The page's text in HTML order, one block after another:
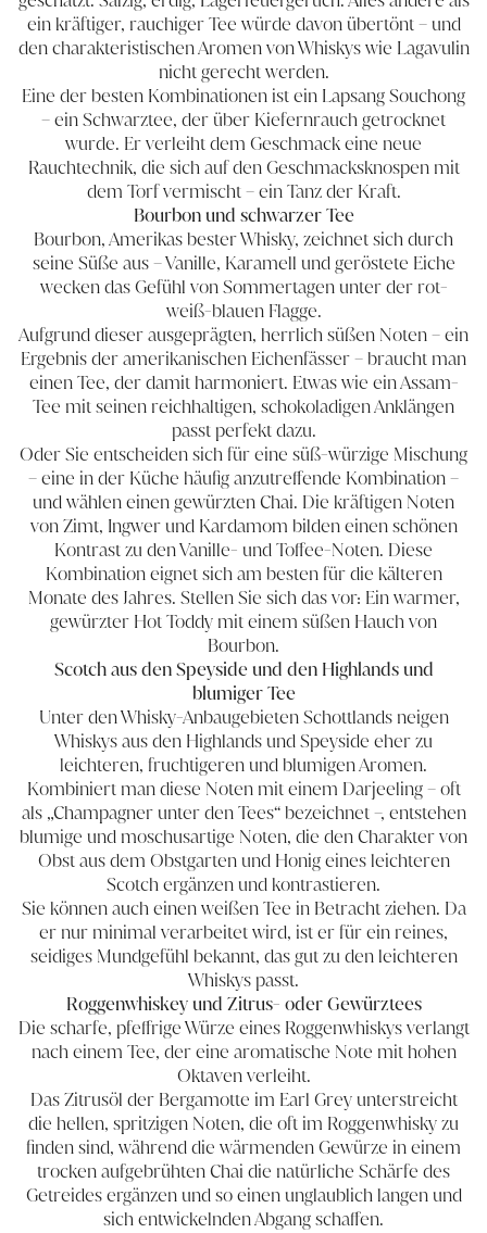
ein kräftiger, rauchiger Tee würde davon übertönt – und
den charakteristischen Aromen von Whiskys wie Lagavulin
nicht gerecht werden.
Eine der besten Kombinationen ist ein Lapsang Souchong
– ein Schwarztee, der über Kiefernrauch getrocknet
wurde. Er verleiht dem Geschmack eine neue
Rauchtechnik, die sich auf den Geschmacksknospen mit
dem Torf vermischt – ein Tanz der Kraft.
Bourbon und schwarzer Tee
Bourbon, Amerikas bester Whisky, zeichnet sich durch
seine Süße aus – Vanille, Karamell und geröstete Eiche
wecken das Gefühl von Sommertagen unter der rot-
weiß-blauen Flagge.
Aufgrund dieser ausgeprägten, herrlich süßen Noten – ein
Ergebnis der amerikanischen Eichenfässer – braucht man
einen Tee, der damit harmoniert. Etwas wie ein Assam-
Tee mit seinen reichhaltigen, schokoladigen Anklängen
passt perfekt dazu.
Oder Sie entscheiden sich für eine süß-würzige Mischung
– eine in der Küche häufig anzutreffende Kombination –
und wählen einen gewürzten Chai. Die kräftigen Noten
von Zimt, Ingwer und Kardamom bilden einen schönen
Kontrast zu den Vanille- und Toffee-Noten. Diese
Kombination eignet sich am besten für die kälteren
Monate des Jahres. Stellen Sie sich das vor: Ein warmer,
gewürzter Hot Toddy mit einem süßen Hauch von
Bourbon.
Scotch aus den Speyside und den Highlands und
blumiger Tee
Unter denWhisky-Anbaugebieten Schottlandsneigen
Whiskys aus den Highlands und Speyside eher zu
leichteren, fruchtigeren und blumigen Aromen.
Kombiniert man diese Noten mit einem Darjeeling – oft
als „Champagner unter den Tees“ bezeichnet –, entstehen
blumige und moschusartige Noten, die den Charakter von
Obst aus dem Obstgarten und Honig eines leichteren
Scotch ergänzen und kontrastieren.
Sie können auch einen weißen Tee in Betracht ziehen. Da
er nur minimal verarbeitet wird, ist er für ein reines,
seidiges Mundgefühl bekannt, das gut zu den leichteren
Whiskys passt.
Roggenwhiskey und Zitrus- oder Gewürztees
Die scharfe, pfeffrige Würze eines Roggenwhiskys verlangt
nach einem Tee, der eine aromatische Note mit hohen
Oktaven verleiht.
Das Zitrusöl der Bergamotte im Earl Grey unterstreicht
die hellen, spritzigen Noten, die oft im Roggenwhisky zu
finden sind, während die wärmenden Gewürze in einem
trocken aufgebrühten Chai die natürliche Schärfe des
Getreides ergänzen und so einen unglaublich langen und
sich entwickelnden Abgang schaffen.